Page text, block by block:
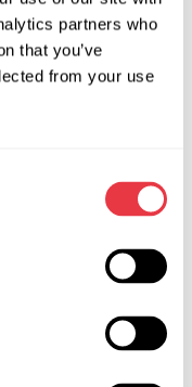
partners who
that you’ve
from your use
las exposiciones no
y metas de
plenamente
están siempre de
en todo el mundo.